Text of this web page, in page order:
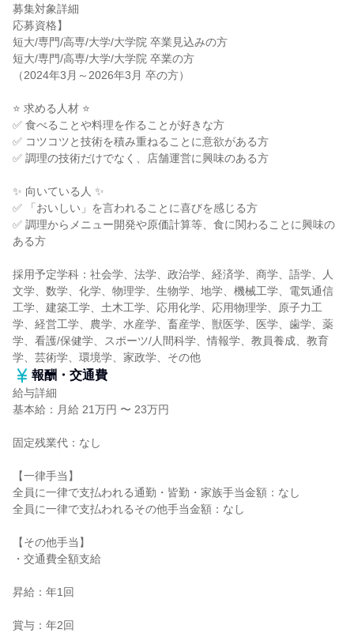
募集対象詳細
応募資格】
短大/専門/高専/大学/大学院 卒業見込みの方
短大/専門/高専/大学/大学院 卒業の方
（2024年3月～2026年3月 卒の方）
⭐ 求める人材 ⭐
✅ 食べることや料理を作ることが好きな方
✅ コツコツと技術を積み重ねることに意欲がある方
✅ 調理の技術だけでなく、店舗運営に興味のある方
✨ 向いている人 ✨
✅ 「おいしい」を言われることに喜びを感じる方
✅ 調理からメニュー開発や原価計算等、食に関わることに興味の
ある方
採用予定学科：社会学、法学、政治学、経済学、商学、語学、人
文学、数学、化学、物理学、生物学、地学、機械工学、電気通信
工学、建築工学、土木工学、応用化学、応用物理学、原子力工
学、経営工学、農学、水産学、畜産学、獣医学、医学、歯学、薬
学、看護/保健学、スポーツ/人間科学、情報学、教員養成、教育
学、芸術学、環境学、家政学、その他
報酬・交通費
給与詳細
基本給：月給 21万円 〜 23万円
固定残業代：なし
【一律手当】
全員に一律で支払われる通勤・皆勤・家族手当金額：なし
全員に一律で支払われるその他手当金額：なし
【その他手当】
・交通費全額支給
昇給：年1回
賞与：年2回